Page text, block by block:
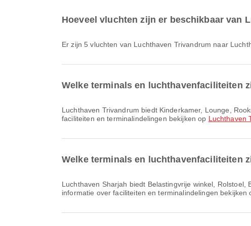
Hoeveel vluchten zijn er beschikbaar van
Er zijn 5 vluchten van Luchthaven Trivandrum naar
Welke terminals en luchthavenfaciliteiten
Luchthaven Trivandrum biedt Kinderkamer, Lounge, Rookruimte en vele andere voorzieningen om je reiservaring te verbeteren. Je kunt gedetailleerde informatie over
faciliteiten en terminalindelingen bekijken op Luchthaven
Welke terminals en luchthavenfaciliteiten
Luchthaven Sharjah biedt Belastingvrije winkel, Rolstoel, Bankdienst/geldautomaat en vele andere voorzieningen om je reiservaring te verbeteren. Je kunt gedetailleerde
informatie over faciliteiten en terminalindelingen bekijken